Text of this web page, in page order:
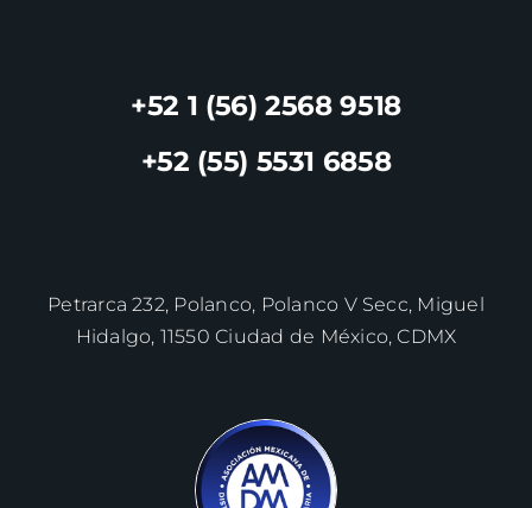
+52 1 (56) 2568 9518
+52 (55) 5531 6858
Petrarca 232, Polanco, Polanco V Secc, Miguel
Hidalgo, 11550 Ciudad de México, CDMX